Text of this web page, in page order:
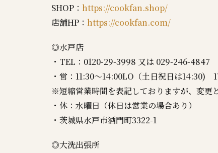
SHOP： https://cookfan.shop/
店舗HP： https://cookfan.com/
◎水戸店
・TEL：0120-29-3998 又は 029-246-4847
・営：11:30～14:00LO（土日祝日は14:30)
※短縮営業時間を表記しておりますが、変更
・休：水曜日（休日は営業の場合あり）
・茨城県水戸市酒門町3322-1
◎大洗出張所